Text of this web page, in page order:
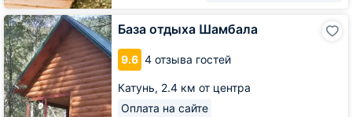
База отдыха Шамбала
9.6 4 отзыва гостей
Катунь, 2.4 км от центра
Оплата на сайте
База
отдыха
Шамбала